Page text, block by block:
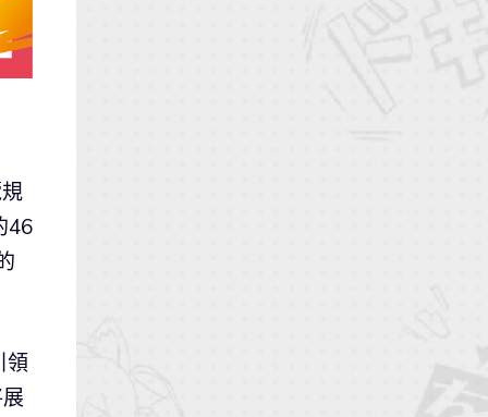
46
領